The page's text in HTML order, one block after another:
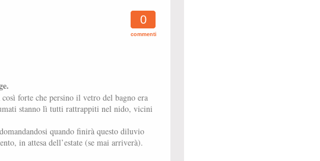
0
commenti
forte che persino il vetro del bagno era
stanno lì tutti rattrappiti nel nido, vicini
quando finirà questo diluvio
in attesa dell’estate (se mai arriverà).